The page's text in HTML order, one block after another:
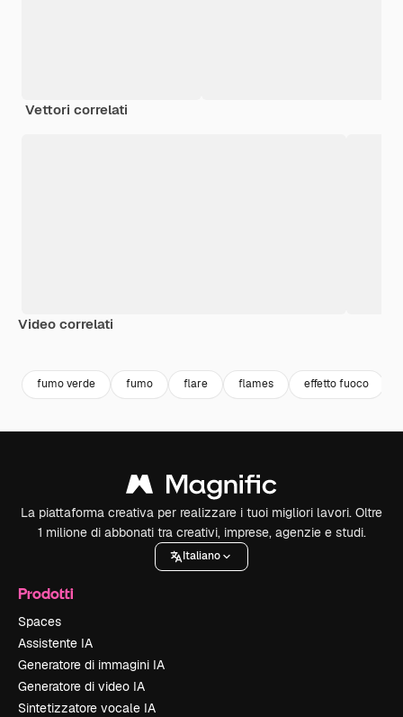
Vettori correlati
Video correlati
fumo verde fumo flare flames effetto fuoco
La piattaforma creativa per realizzare i tuoi migliori lavori. Oltre
1 milione di abbonati tra creativi, imprese, agenzie e studi.
Italiano
Prodotti
Spaces
Assistente IA
Generatore di immagini IA
Generatore di video IA
Sintetizzatore vocale IA